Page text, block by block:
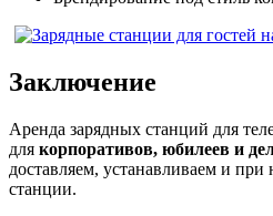
Заключение
Аренда зарядных станций для
для корпоративов, юбилеев и
доставляем, устанавливаем и
станции.